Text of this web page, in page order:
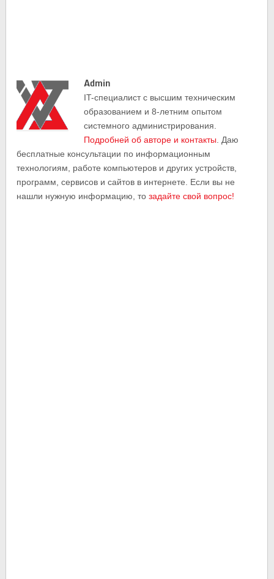
Admin
IT-cпециалист с высшим техническим
образованием и 8-летним опытом
системного администрирования.
Подробней об авторе и контакты . Даю
бесплатные консультации по информационным
технологиям, работе компьютеров и других устройств,
программ, сервисов и сайтов в интернете. Если вы не
нашли нужную информацию, тозадайте свой вопрос!